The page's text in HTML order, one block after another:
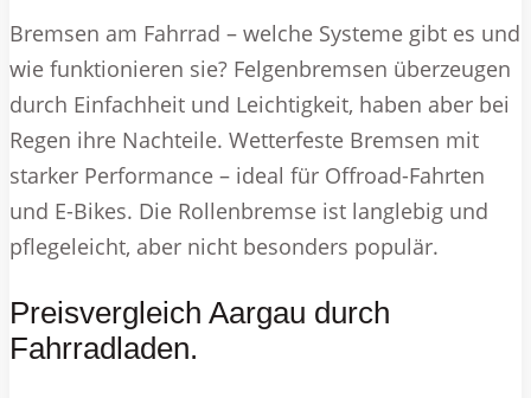
Bremsen am Fahrrad – welche Systeme gibt es und
wie funktionieren sie? Felgenbremsen überzeugen
durch Einfachheit und Leichtigkeit, haben aber bei
Regen ihre Nachteile. Wetterfeste Bremsen mit
starker Performance – ideal für Offroad-Fahrten
und E-Bikes. Die Rollenbremse ist langlebig und
pflegeleicht, aber nicht besonders populär.
Preisvergleich Aargau durch
Fahrradladen.